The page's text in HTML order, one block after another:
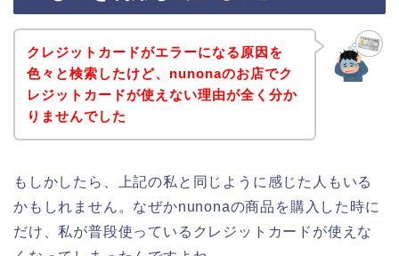
クレジットカードがエラーになる原因を
色々と検索したけど、nunonaのお店でク
レジットカードが使えない理由が全く分か
りませんでした
もしかしたら、上記の私と同じように感じた人もいる
かもしれません。なぜかnunonaの商品を購入した時に
だけ、私が普段使っているクレジットカードが使えな